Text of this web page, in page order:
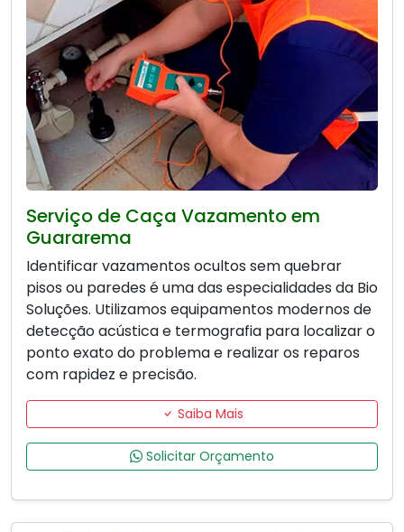
Serviço de Caça Vazamento em
Guararema
Identificar vazamentos ocultos sem quebrar
pisos ou paredes é uma das especialidades da Bio
Soluções. Utilizamos equipamentos modernos de
detecção acústica e termografia para localizar o
ponto exato do problema e realizar os reparos
com rapidez e precisão.
Saiba Mais
Solicitar Orçamento